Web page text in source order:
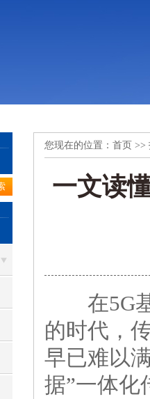
您现在的位置： 首页 >>
一文读
在5G基
的时代，
早已难以
据”一体化